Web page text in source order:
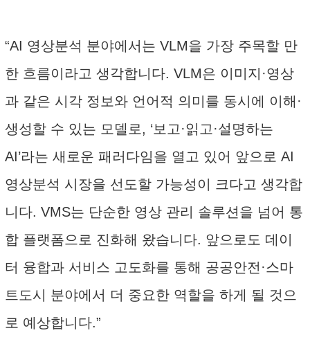
“AI 영상분석 분야에서는 VLM을 가장 주목할 만
한 흐름이라고 생각합니다. VLM은 이미지·영상
과 같은 시각 정보와 언어적 의미를 동시에 이해·
생성할 수 있는 모델로, ‘보고·읽고·설명하는
AI’라는 새로운 패러다임을 열고 있어 앞으로 AI
영상분석 시장을 선도할 가능성이 크다고 생각합
니다. VMS는 단순한 영상 관리 솔루션을 넘어 통
합 플랫폼으로 진화해 왔습니다. 앞으로도 데이
터 융합과 서비스 고도화를 통해 공공안전·스마
트도시 분야에서 더 중요한 역할을 하게 될 것으
로 예상합니다.”